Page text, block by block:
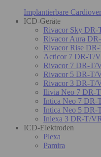
Implantierbare
ICD-Geräte
Rivacor Sky
Rivacor Aura
Rivacor Rise
Acticor 7 DR-T/
Rivacor 7 DR-
Rivacor 5 DR-
Rivacor 3 DR-T/
Ilivia Neo 7 DR-
Intica Neo 7
Intica Neo 5
Inlexa 3 DR-T/
ICD-Elektroden
Plexa
Pamira